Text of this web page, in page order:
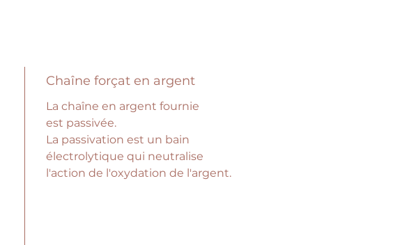
Chaîne forçat en argent
La chaîne en argent fournie
est passivée.
La passivation est un bain
électrolytique qui neutralise
l'action de l'oxydation de l'argent.